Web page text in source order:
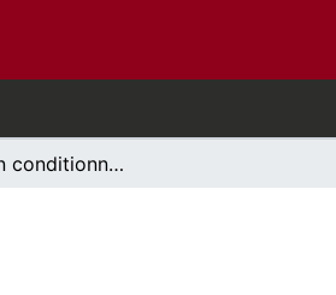
La libération conditionnelle au Canada.